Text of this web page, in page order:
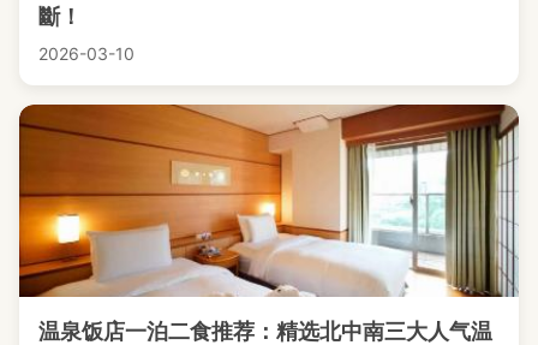
斷！
2026-03-10
温泉饭店一泊二食推荐：精选北中南三大人气温